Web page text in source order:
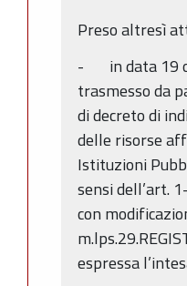
Preso altresì
- in data 19
trasmesso da
di decreto di
delle risorse
Istituzioni
sensi dell’art. 1-
con
espressa